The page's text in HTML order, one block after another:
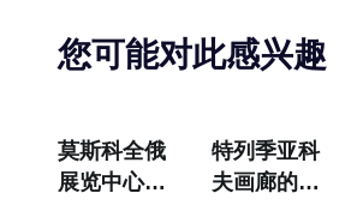
您可能对此感兴趣
莫斯科全俄
展览中心
特列季亚科
夫画廊的杰